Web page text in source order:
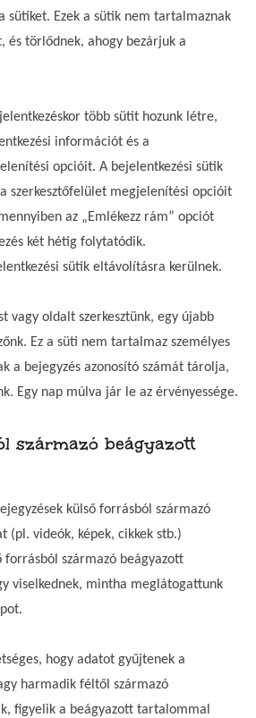
sütiket. Ezek a sütik nem tartalmaznak
és törlődnek, ahogy bezárjuk a
több sütit hozunk létre,
információt és a
opcióit. A bejelentkezési sütik
szerkesztőfelület megjelenítési opcióit
az „Emlékezz rám” opciót
két hétig folytatódik.
sütik eltávolításra kerülnek.
vagy oldalt szerkesztünk, egy újabb
Ez a süti nem tartalmaz személyes
a bejegyzés azonosító számát tárolja,
Egy nap múlva jár le az érvényessége.
származó beágyazott
külső forrásból származó
(pl. videók, képek, cikkek stb.)
forrásból származó beágyazott
viselkednek, mintha meglátogattunk
hogy adatot gyűjtenek a
harmadik féltől származó
figyelik a beágyazott tartalommal